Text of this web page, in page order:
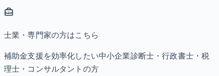
士業・専門家の方はこちら
補助金支援を効率化したい中小企業診断士・行政書士・税
理士・コンサルタントの方